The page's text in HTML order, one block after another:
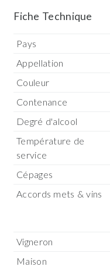
Fiche Technique
Pays
Appellation
Couleur
Contenance
Degré d'alcool
Température de
service
Cépages
Accords mets & vins
Vigneron
Maison